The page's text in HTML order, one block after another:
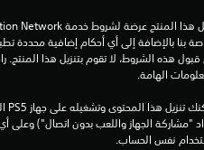
الهامة.
نفس الحساب.